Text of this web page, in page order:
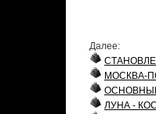
Далее:
МОСКВА-
ЛУНА -